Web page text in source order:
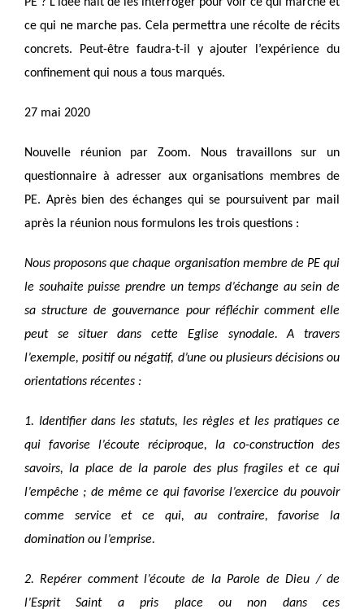
ce qui ne marche pas. Cela permettra une récolte de récits
concrets. Peut-être faudra-t-il y ajouter l’expérience du
confinement qui nous a tous marqués.
27 mai 2020
Nouvelle réunion par Zoom. Nous travaillons sur un
questionnaire à adresser aux organisations membres de
PE. Après bien des échanges qui se poursuivent par mail
après la réunion nous formulons les trois questions :
Nous proposons que chaque organisation membre de PE qui
le souhaite puisse prendre un temps d’échange au sein de
sa structure de gouvernance pour réfléchir comment elle
peut se situer dans cette Eglise synodale. A travers
l’exemple, positif ou négatif, d’une ou plusieurs décisions ou
orientations récentes :
1. Identifier dans les statuts, les règles et les pratiques ce
qui favorise l’écoute réciproque,
la co-construction des
savoirs, la place de la parole des plus fragiles et ce qui
l’empêche ; de même ce qui favorise l’exercice du pouvoir
comme service et ce qui, au contraire, favorise la
domination ou l’emprise.
2. Repérer comment l’écoute de la Parole de Dieu / de
l’Esprit Saint a pris place ou non dans ces